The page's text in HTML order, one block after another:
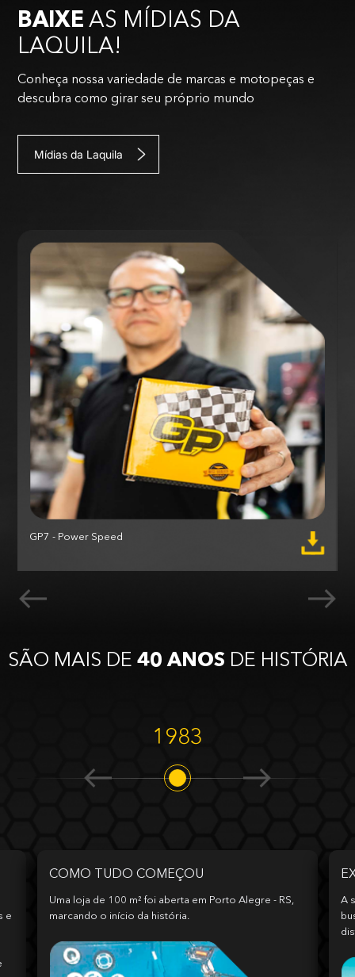
BAIXE AS MÍDIAS DA
LAQUILA!
Conheça nossa variedade de marcas e motopeças e
descubra como girar seu próprio mundo
Mídias da Laquila
GP7 - Power Speed
SÃO MAIS DE 40 ANOS DE HISTÓRIA
1983
e
COMO TUDO COMEÇOU
Uma loja de 100 m² foi aberta em Porto Alegre - RS,
marcando o início da história.
A